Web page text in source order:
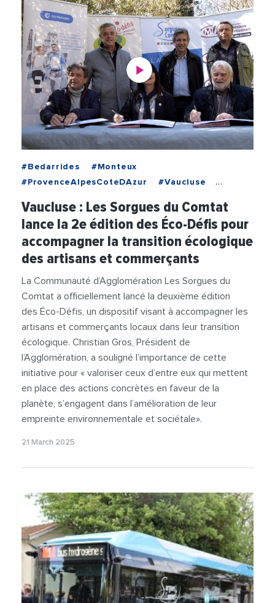
#Bedarrides
#Monteux
#ProvenceAlpesCoteDAzur
#Vaucluse
#Commerces
#Ecologie
#Economie
#Environnement
#SorguesDuComtat #Videos
Vaucluse : Les Sorgues du Comtat
lance la 2e édition des Éco-Défis pour
accompagner la transition écologique
des artisans et commerçants
La Communauté d’Agglomération Les Sorgues du
Comtat a officiellement lancé la deuxième édition
des Éco-Défis, un dispositif visant à accompagner les
artisans et commerçants locaux dans leur transition
écologique. Christian Gros, Président de
l’Agglomération, a souligné l’importance de cette
initiative pour « valoriser ceux d’entre eux qui mettent
en place des actions concrètes en faveur de la
planète, s’engagent dans l’amélioration de leur
empreinte environnementale et sociétale».
21 March 2025